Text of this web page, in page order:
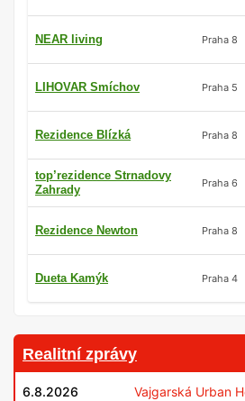
NEAR living Praha 8
LIHOVAR Smíchov Praha 5
Rezidence Blízká Praha 8
top’rezidence Strnadovy
Zahrady
Praha 6
Rezidence Newton Praha 8
Dueta Kamýk Praha 4
Realitní zprávy
6.8.2026 Vajgarská Urban